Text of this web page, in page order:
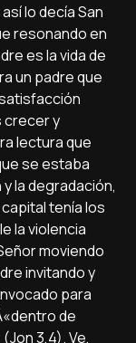
lo decí­a San
resonando en
es la vida de
un padre que
crecer y
lectura que
se estaba
la degradación,
tení­a los
la violencia
moviendo
invitando y
para
de
3,4). Ve,